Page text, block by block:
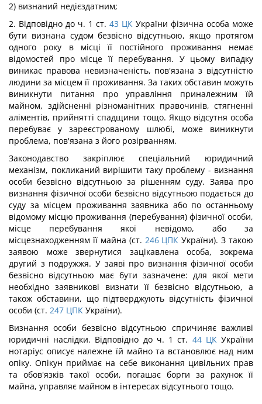
2) визнаний недієздатним;
2. Відповідно до ч. 1 ст. 43 ЦК України фізична особа може
бути визнана судом безвісно відсутньою, якщо протягом
одного року в місці її постійного проживання немає
відомостей про місце її перебування. У цьому випадку
виникає правова невизначеність, пов'язана з відсутністю
людини за місцем її проживання. За таких обставин можуть
виникнути питання про управління приналежним їй
майном, здійсненні різноманітних правочинів, стягненні
аліментів, прийнятті спадщини тощо. Якщо відсутня особа
перебуває у зареєстрованому шлюбі, може виникнути
проблема, пов'язана з його розірванням.
Законодавство закріплює спеціальний юридичний
механізм, покликаний вирішити таку проблему - визнання
особи безвісно відсутньою за рішенням суду. Заява про
визнання фізичної особи безвісно відсутньою подається до
суду за місцем проживання заявника або по останньому
відомому місцю проживання (перебування) фізичної особи,
місце перебування якої невідомо, або за
місцезнаходженням її майна (ст. 246 ЦПК України). З такою
заявою може звернутися зацікавлена особа, зокрема
другий з подружжя. У заяві про визнання фізичної особи
безвісно відсутньою має бути зазначене: для якої мети
необхідно заявникові визнати її безвісно відсутньою, а
також обставини, що підтверджують відсутність фізичної
особи (ст. 247 ЦПК України).
Визнання особи безвісно відсутньою спричиняє важливі
юридичні наслідки. Відповідно до ч. 1 ст. 44 ЦКУкраїни
нотаріус описує належне їй майно та встановлює над ним
опіку. Опікун приймає на себе виконання цивільних прав
та обов'язків такої особи, погашає борги за рахунок її
майна, управляє майном в інтересах відсутнього тощо.